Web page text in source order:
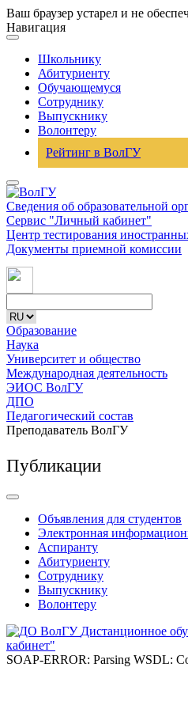
Ваш браузер устарел и не
Навигация
Школьнику
Абитуриенту
Обучающемуся
Сотруднику
Выпускнику
Волонтеру
Рейтинг в ВолГУ
Сведения об образовательной
Сервис "Личный кабинет"
Центр тестирования
Документы приемной комиссии
Образование
Наука
Университет и общество
Международная деятельность
ЭИОС ВолГУ
ДПО
Педагогический состав
Преподаватель ВолГУ
Публикации
Объявления для студентов
Электронная
Аспиранту
Абитуриенту
Сотруднику
Выпускнику
Волонтеру
Дистанционное
кабинет"
SOAP-ERROR: Parsing WSDL: